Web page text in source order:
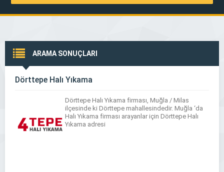
ARAMA SONUÇLARI
Dörttepe Halı Yıkama
Dörttepe Halı Yıkama firması, Muğla / Milas
ilçesinde ki Dörttepe mahallesindedir. Muğla ‘da
Halı Yıkama firması arayanlar için Dörttepe Halı
Yıkama adresi